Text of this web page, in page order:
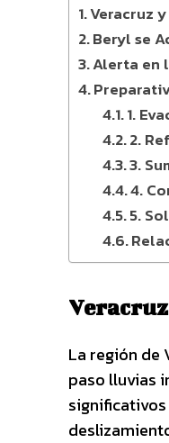
Veracruz
Beryl se
Alerta en
1.
2.
3.
4.
5.
La región de
paso lluvias